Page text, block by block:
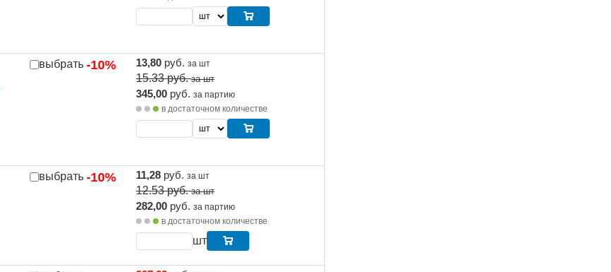
-10%
выбрать 13,80 руб. за шт
15.33руб. за шт
345,00 руб. за партию
в достаточном количестве
-10%
выбрать 11,28 руб. за шт
12.53руб. за шт
282,00 руб. за партию
в достаточном количестве
шт